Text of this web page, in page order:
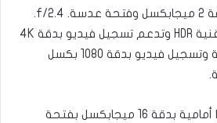
عدسة f/2.2. والثالثة بدقة 2 ميجابكسل وفتحة عدسة. f/2.4.
تدعم الكاميرا الخلفية تقنية HDR وتدعم تسجيل فيديو بدقة 4K
بمعدل 30 إطارًا في الثانية وتسجيل فيديو بدقة 1080 بكسل
كما يتميز الهاتف بكاميرا أمامية بدقة 16 ميجابكسل بفتحة